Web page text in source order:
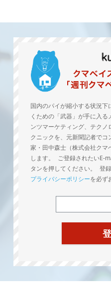
国内のパイが縮小する状況
くための「武器」が手に入
ンツマーケティング、テクノ
クニックを、元新聞記者で
家・田中森士（株式会社クマ
します。 ご登録されたいE-
タンを押してください。 登
プライバシーポリシーを必ず